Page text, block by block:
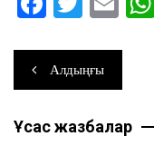
c
e
b
tt
er
ai
l
Навигация
по
записям
Алдыңғы
Ұқсас жазбалар